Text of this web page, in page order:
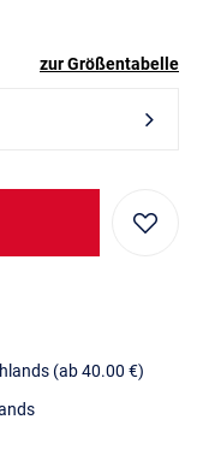
zur Größentabelle
(ab 40.00 €)